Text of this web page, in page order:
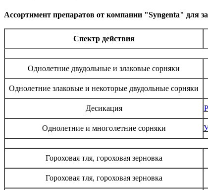
Ассортимент препаратов от компании "Syngenta" для
Спектр действия
Однолетние двудольные и злаковые сорняки
Однолетние злаковые и некоторые двудольные сорняки
Десикация
Однолетние и многолетние сорняки
Гороховая тля, гороховая зерновка
Гороховая тля, гороховая зерновка